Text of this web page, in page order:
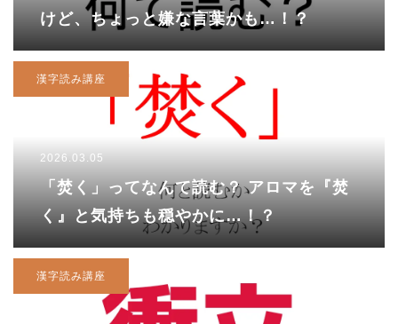
けど、ちょっと嫌な言葉かも…！？
漢字読み講座
2026.03.05
「焚く」ってなんて読む？ アロマを『焚
く』と気持ちも穏やかに…！？
漢字読み講座